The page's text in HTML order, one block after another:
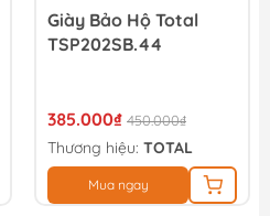
Giày Bảo Hộ Total
TSP202SB.44
385.000₫ 450.000₫
Thương hiệu: TOTAL
Mua ngay